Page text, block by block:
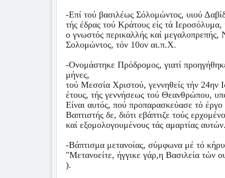
-Επί τού βασιλέως Σόλομώντος, υιού
τής έδρας τού Κράτους είς τά Ιεροσόλυμα,
ο γνωστός περικαλλής καί μεγαλοπρεπής,
Σολομώντος, τόν 10ον αι.π.Χ.
-Ονομάστηκε Πρόδρομος, γιατί
μήνες,
τού Μεσσία Χριστού, γεννηθείς τήν 24ην
έτους, τής γεννήσεως τού Θεανθρώπου,
Είναι αυτός, πού προπαρασκεύασε τό
Βαπτιστής δε, διότι εβάπτιζε τούς
καί εξομολογουμένους τάς αμαρτίας
-Βάπτισμα μετανοίας, σύμφωνα μέ τό
"Μετανοείτε, ήγγικε γάρ,η Βασιλεία τών
).